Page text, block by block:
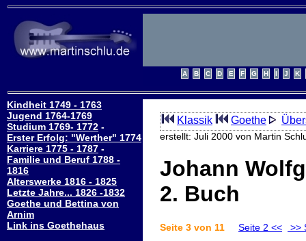
Kindheit 1749 - 1763
Jugend 1764-1769
Studium 1769- 1772 -
Erster Erfolg: "Werther" 1774
Karriere 1775 - 1787 -
Familie und Beruf 1788 -
1816
Alterswerke 1816 - 1825
Letzte Jahre... 1826 -1832
Goethe und Bettina von
Arnim
Link ins Goethehaus
Klassik Goethe
erstellt: Juli 2000 von Martin
Johann
2. Buch
Seite 3 von 11 Seite 2 <<
>>